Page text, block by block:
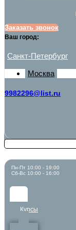
Заказать звонок
Ваш город:
Санкт-Петербург
Москва
9982296@list.ru
Пн-Пт 10:00 - 19:00
Сб-Вс 10:00 - 16:00
Курсы